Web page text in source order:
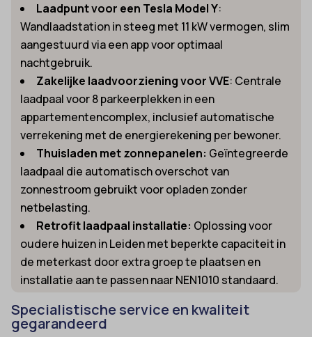
Laadpunt voor een Tesla Model Y:
Wandlaadstation in steeg met 11 kW vermogen, slim
aangestuurd via een app voor optimaal
nachtgebruik.
Zakelijke laadvoorziening voor VVE: Centrale
laadpaal voor 8 parkeerplekken in een
appartementencomplex, inclusief automatische
verrekening met de energierekening per bewoner.
Thuisladen met zonnepanelen: Geïntegreerde
laadpaal die automatisch overschot van
zonnestroom gebruikt voor opladen zonder
netbelasting.
Retrofit laadpaal installatie: Oplossing voor
oudere huizen in Leiden met beperkte capaciteit in
de meterkast door extra groep te plaatsen en
installatie aan te passen naar NEN1010 standaard.
Specialistische service en kwaliteit
gegarandeerd